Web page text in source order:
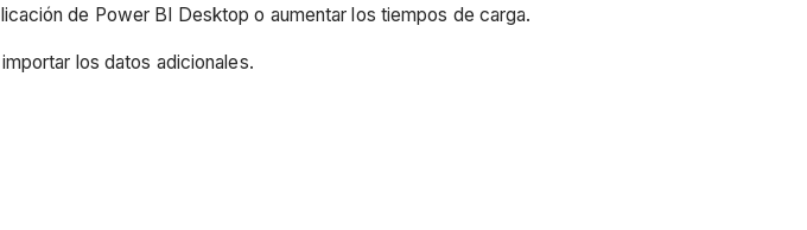
de Power BI Desktop o aumentar los tiempos de carga.
los datos adicionales.